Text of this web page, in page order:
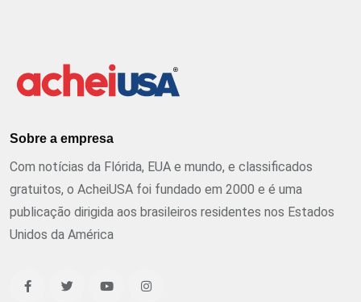
Sobre a empresa
Com notícias da Flórida, EUA e mundo, e classificados
gratuitos, o AcheiUSA foi fundado em 2000 e é uma
publicação dirigida aos brasileiros residentes nos Estados
Unidos da América